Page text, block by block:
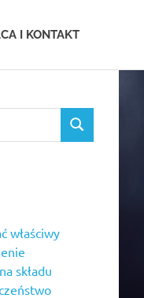
I KONTAKT
właściwy
składu